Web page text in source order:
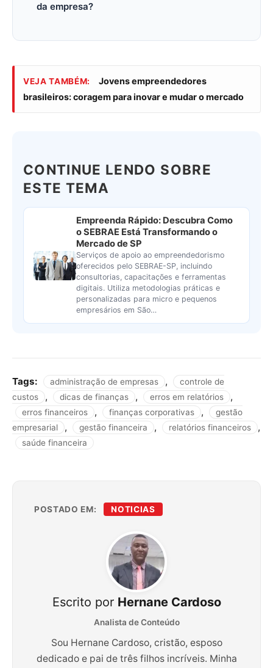
da empresa?
VEJA TAMBÉM:
Jovens empreendedores
brasileiros: coragem para inovar e mudar o mercado
CONTINUE LENDO SOBRE
ESTE TEMA
Empreenda Rápido: Descubra Como
o SEBRAE Está Transformando o
Mercado de SP
Serviços de apoio ao empreendedorismo
oferecidos pelo SEBRAE-SP, incluindo
consultorias, capacitações e ferramentas
digitais. Utiliza metodologias práticas e
personalizadas para micro e pequenos
empresários em São…
Tags: administração de empresas ,
controle de
custos
, dicas de finanças , erros em relatórios ,
erros financeiros , finanças corporativas ,
gestão
empresarial
, gestão financeira , relatórios financeiros ,
saúde financeira
POSTADO EM: NOTICIAS
Escrito por Hernane Cardoso
Analista de Conteúdo
Sou Hernane Cardoso, cristão, esposo
dedicado e pai de três filhos incríveis. Minha